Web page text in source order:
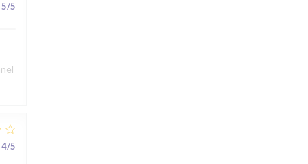
5/5
4/5